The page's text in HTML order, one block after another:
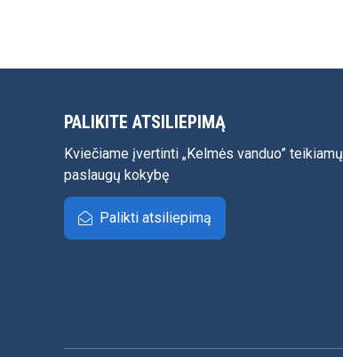
PALIKITE ATSILIEPIMĄ
Kviečiame įvertinti „Kelmės vanduo” teikiamų
paslaugų kokybę
Palikti atsiliepimą